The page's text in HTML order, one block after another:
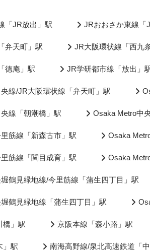
「JR放出」駅 JRおおさか東線「
弁天町」駅 JR大阪環状線「西九
徳庵」駅 JR学研都市線「放出」
線/JR大阪環状線「弁天町」駅
線「朝潮橋」駅 Osaka Metro中
筋線「新森古市」駅 Osaka
筋線「関目成育」駅 Osaka
鶴見緑地線/今里筋線「蒲生四丁目」駅
鶴見緑地線「蒲生四丁目」駅
橋」駅 京阪本線「森小路」駅
」駅 南海高野線/泉北高速鉄道「